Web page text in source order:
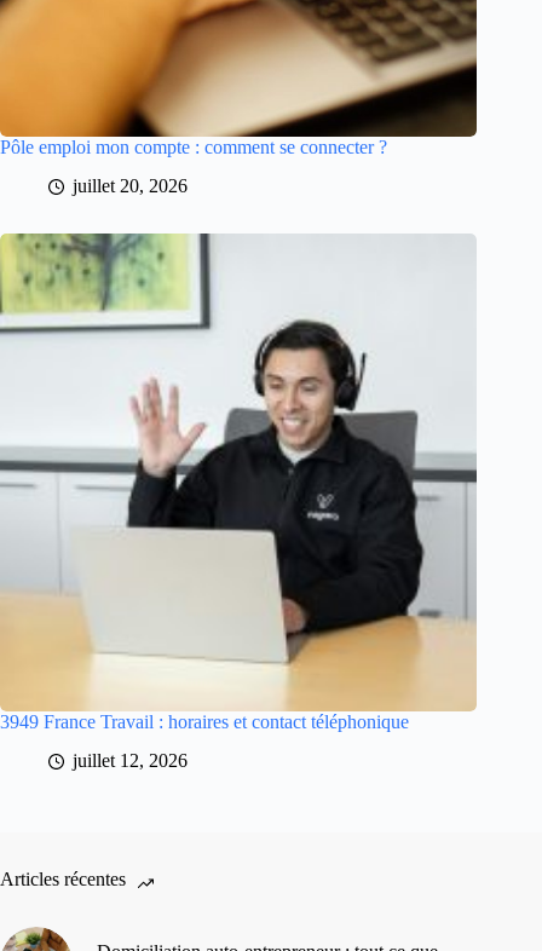
Pôle emploi mon compte : comment se connecter ?
juillet 20, 2026
3949 France Travail : horaires et contact téléphonique
juillet 12, 2026
Articles récentes